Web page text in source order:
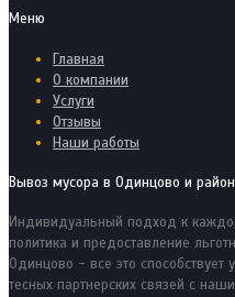
Меню
Главная
О компании
Услуги
Отзывы
Наши работы
Вывоз мусора в Одинцово и
Индивидуальный подход к
политика и предоставление
Одинцово - все это
тесных партнерских связей с